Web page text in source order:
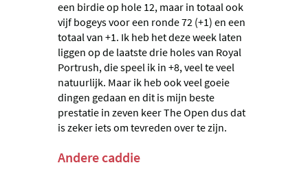
een birdie op hole 12, maar in totaal ook
vijf bogeys voor een ronde 72 (+1) en een
totaal van +1. Ik heb het deze week laten
liggen op de laatste drie holes van Royal
Portrush, die speel ik in +8, veel te veel
natuurlijk. Maar ik heb ook veel goeie
dingen gedaan en dit is mijn beste
prestatie in zeven keer The Open dus dat
is zeker iets om tevreden over te zijn.
Andere caddie